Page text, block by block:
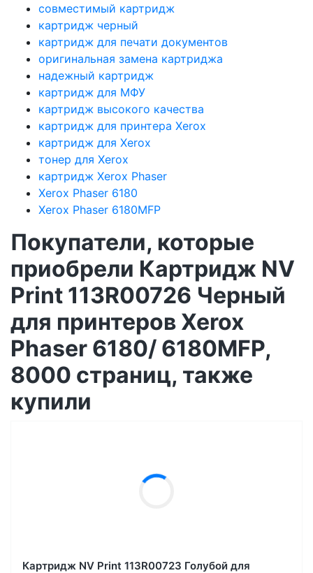
совместимый картридж
картридж черный
картридж для печати документов
оригинальная замена картриджа
надежный картридж
картридж для МФУ
картридж высокого качества
картридж для принтера Xerox
картридж для Xerox
тонер для Xerox
картридж Xerox Phaser
Xerox Phaser 6180
Xerox Phaser 6180MFP
Покупатели, которые
приобрели Картридж NV
Print 113R00726 Черный
для принтеров Xerox
Phaser 6180/ 6180MFP,
8000 страниц, также
купили
Картридж NV Print 113R00723 Голубой для